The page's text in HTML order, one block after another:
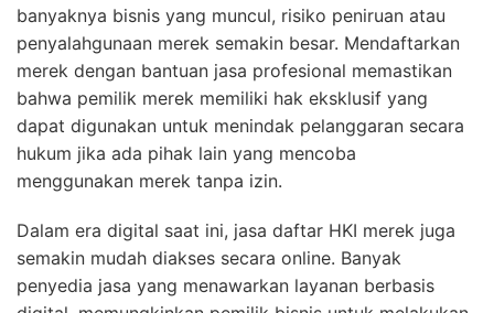
banyaknya bisnis yang muncul, risiko peniruan atau
penyalahgunaan merek semakin besar. Mendaftarkan
merek dengan bantuan jasa profesional memastikan
bahwa pemilik merek memiliki hak eksklusif yang
dapat digunakan untuk menindak pelanggaran secara
hukum jika ada pihak lain yang mencoba
menggunakan merek tanpa izin.
Dalam era digital saat ini, jasa daftar HKI merek juga
semakin mudah diakses secara online. Banyak
penyedia jasa yang menawarkan layanan berbasis